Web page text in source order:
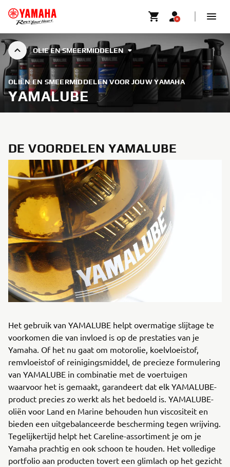
OLIE EN SMEERMIDDELEN
OLIËN EN SMEERMIDDELEN VOOR JOUW YAMAHA
YAMALUBE
DE VOORDELEN YAMALUBE
Het gebruik van YAMALUBE helpt overmatige slijtage te
voorkomen die van invloed is op de prestaties van je
Yamaha. Of het nu gaat om motorolie, koelvloeistof,
remvloeistof of reinigingsmiddel, de precieze formulering
van YAMALUBE in combinatie met de voertuigen
waarvoor het is gemaakt, garandeert dat elk YAMALUBE-
product precies zo werkt als het bedoeld is. YAMALUBE-
oliën voor Land en Marine behouden hun viscositeit en
bieden een uitgebalanceerde bescherming tegen wrijving.
Tegelijkertijd helpt het Careline-assortiment je om je
Yamaha prachtig en ook schoon te houden. Het volledige
portfolio aan producten tovert een glimlach op het gezicht